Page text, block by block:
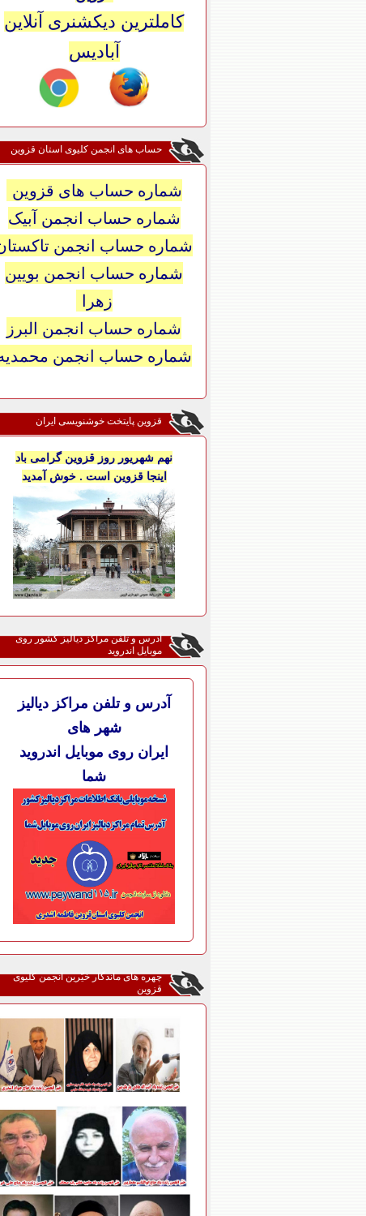
کاملترین دیکشنری آنلاین
آبادیس
حساب های انجمن کلیوی استان قزوین
شماره حساب های قزوین
شماره حساب انجمن آبیک
شماره حساب انجمن
شماره حساب انجمن بویین
زهرا
شماره حساب انجمن البرز
شماره حساب انجمن
قزوین پایتخت خوشنویسی ایران
نهم شهریور روز قزوین گرامی باد
اینجا قزوین است . خوش آمدید
آدرس و تلفن مراکز دیالیز کشور روی
موبایل اندروید
آدرس و تلفن مراکز دیالیز
شهر های
ایران روی موبایل اندروید
شما
چهره های ماندگار خیّرین انجمن کلیوی
قزوین